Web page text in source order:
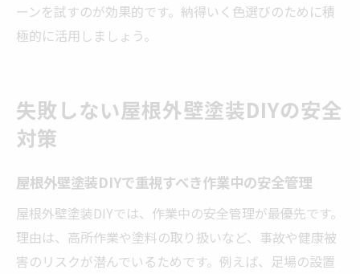
ーンを試すのが効果的です。納得いく色選びのために積
極的に活用しましょう。
失敗しない屋根外壁塗装DIYの安全
対策
屋根外壁塗装DIYで重視すべき作業中の安全管理
屋根外壁塗装DIYでは、作業中の安全管理が最優先です。
理由は、高所作業や塗料の取り扱いなど、事故や健康被
害のリスクが潜んでいるためです。例えば、足場の設置